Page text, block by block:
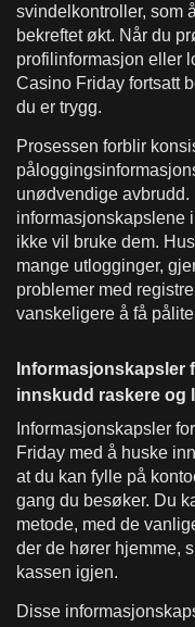
svindelkontroller, som
bekreftet økt. Når du
profilinformasjon eller
Casino Friday fortsatt
du er trygg.
Prosessen forblir
unødvendige
informasjonskapslene
ikke vil bruke dem.
mange utlogginger,
problemer med
vanskeligere å få
Informasjonskapsler
innskudd raskere og
Informasjonskapsler
Friday med å huske
at du kan fylle på
gang du besøker. Du
metode, med de
der de hører hjemme,
kassen igjen.
Disse